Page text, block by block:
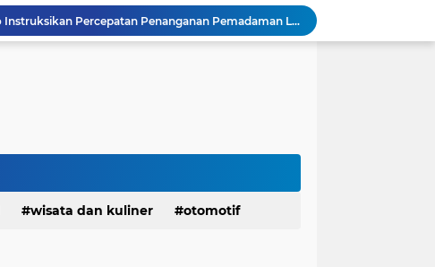
Presiden Prabowo Instruksikan Percepatan Penanganan Pemadaman Listrik & Jaga Stabilitas Harga BBM
BAZNAS Jabar Salurkan Program Berbagi Daging dari Zakat Pengguna BRImo untuk Masyarakat Desa Ciririp Purwakarta
Pemkot Siapkan 100 Armada Pengangkut Sampah Bila TPPAS Legok Nangka Beroperasi
wisata dan kuliner otomotif